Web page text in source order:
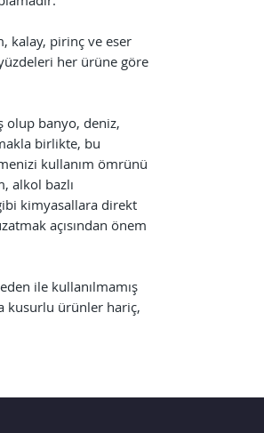
kalay, pirinç ve eser
her ürüne göre
olup banyo, deniz,
birlikte, bu
kullanım ömrünü
alkol bazlı
kimyasallara direkt
açısından önem
ile kullanılmamış
kusurlu ürünler hariç,